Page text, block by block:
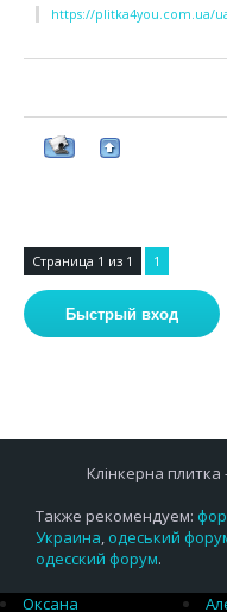
https://plitka4you.com.ua/
Страница 1 из 1 1
Клінкерна
Также рекомендуем:
Украина, одеський
одесский форум.
Оксана